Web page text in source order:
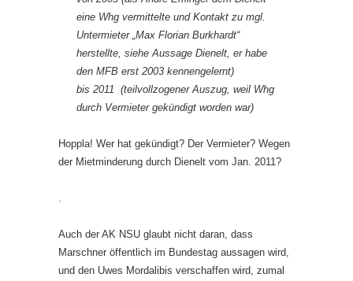
eine Whg vermittelte und Kontakt zu mgl.
Untermieter „Max Florian Burkhardt“
herstellte, siehe Aussage Dienelt, er habe
den MFB erst 2003 kennengelernt)
bis 2011 (teilvollzogener Auszug, weil Whg
durch Vermieter gekündigt worden war)
Hoppla! Wer hat gekündigt? Der Vermieter? Wegen
der Mietminderung durch Dienelt vom Jan. 2011?
Auch der AK NSU glaubt nicht daran, dass
Marschner öffentlich im Bundestag aussagen wird,
und den Uwes Mordalibis verschaffen wird, zumal